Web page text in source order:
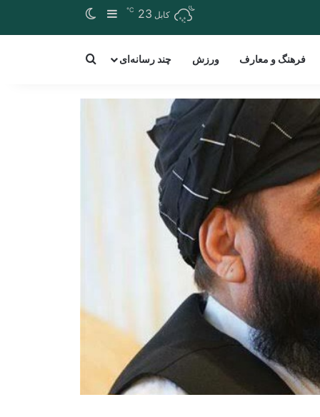
کابل 23
℃
Sidebar
فرهنگ و معارف ورزش چند رسانه‌ای for a word